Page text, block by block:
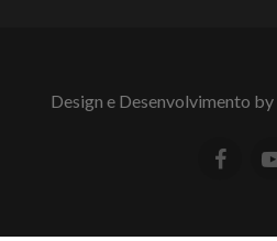
Design e Desenvolvimento by